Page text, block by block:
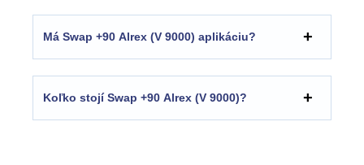
Má Swap +90 Alrex (V 9000) aplikáciu?
Koľko stojí Swap +90 Alrex (V 9000)?